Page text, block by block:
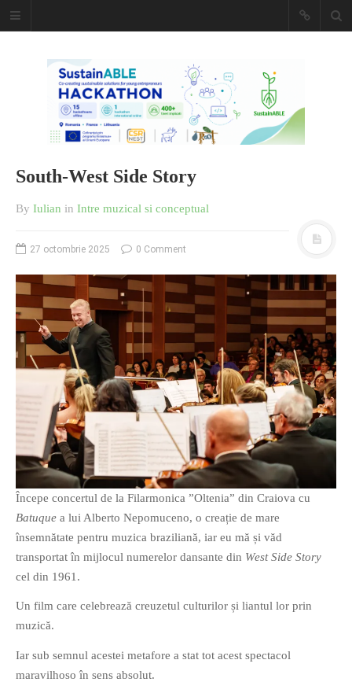
Caiet de
insemnari
DESCARCĂ!
O poveste in care sexul se
confunda cu dragostea,
cinismul cu idealismul si
poezia cu umorul.
DESCARCĂ!
South-West Side Story
By Iulian in Intre muzical si conceptual
27 octombrie 2025 0 Comment
Începe concertul de la Filarmonica ”Oltenia” din Craiova cu
Batuque a lui Alberto Nepomuceno, o creație de mare
însemnătate pentru muzica braziliană, iar eu mă și văd
transportat în mijlocul numerelor dansante din West Side Story
cel din 1961.
Un film care celebrează creuzetul culturilor și liantul lor prin
muzică.
Iar sub semnul acestei metafore a stat tot acest spectacol
maravilhoso în sens absolut.